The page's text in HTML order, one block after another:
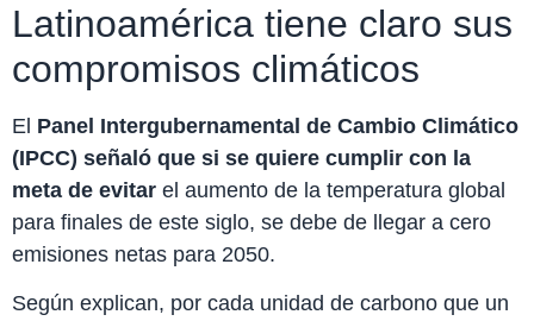
Latinoamérica tiene claro sus
compromisos climáticos
El Panel Intergubernamental de Cambio Climático
(IPCC) señaló que si se quiere cumplir con la
meta de evitar el aumento de la temperatura global
para finales de este siglo, se debe de llegar a cero
emisiones netas para 2050.
Según explican, por cada unidad de carbono que un